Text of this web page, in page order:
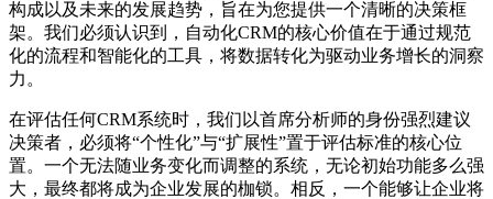
构成以及未来的发展趋势，旨在为您提供一个清晰的决策框
架。我们必须认识到，自动化CRM的核心价值在于通过规范
化的流程和智能化的工具，将数据转化为驱动业务增长的洞察
力。
在评估任何CRM系统时，我们以首席分析师的身份强烈建议
决策者，必须将“个性化”与“扩展性”置于评估标准的核心位
置。一个无法随业务变化而调整的系统，无论初始功能多么强
大，最终都将成为企业发展的枷锁。相反，一个能够让企业将